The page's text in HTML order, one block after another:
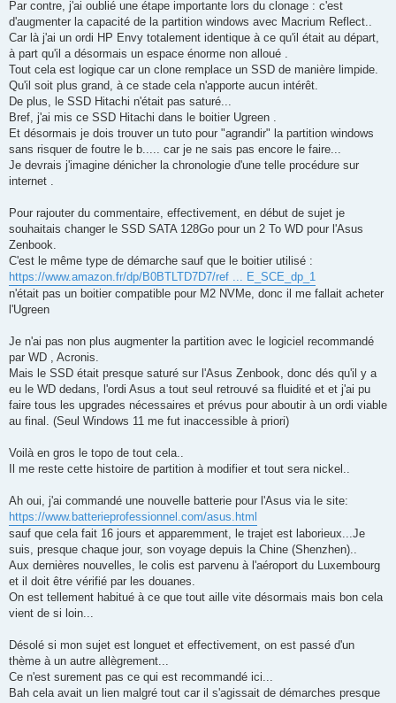
Par contre, j'ai oublié une étape importante lors du clonage : c'est
d'augmenter la capacité de la partition windows avec Macrium Reflect..
Car là j'ai un ordi HP Envy totalement identique à ce qu'il était au départ,
à part qu'il a désormais un espace énorme non alloué .
Tout cela est logique car un clone remplace un SSD de manière limpide.
Qu'il soit plus grand, à ce stade cela n'apporte aucun intérêt.
De plus, le SSD Hitachi n'était pas saturé...
Bref, j'ai mis ce SSD Hitachi dans le boitier Ugreen .
Et désormais je dois trouver un tuto pour "agrandir" la partition windows
sans risquer de foutre le b..... car je ne sais pas encore le faire...
Je devrais j'imagine dénicher la chronologie d'une telle procédure sur
internet .
Pour rajouter du commentaire, effectivement, en début de sujet je
souhaitais changer le SSD SATA 128Go pour un 2 To WD pour l'Asus
Zenbook.
C'est le même type de démarche sauf que le boitier utilisé :
https://www.amazon.fr/dp/B0BTLTD7D7/ref ... E_SCE_dp_1
n'était pas un boitier compatible pour M2 NVMe, donc il me fallait acheter
l'Ugreen
Je n'ai pas non plus augmenter la partition avec le logiciel recommandé
par WD , Acronis.
Mais le SSD était presque saturé sur l'Asus Zenbook, donc dés qu'il y a
eu le WD dedans, l'ordi Asus a tout seul retrouvé sa fluidité et et j'ai pu
faire tous les upgrades nécessaires et prévus pour aboutir à un ordi viable
au final. (Seul Windows 11 me fut inaccessible à priori)
Voilà en gros le topo de tout cela..
Il me reste cette histoire de partition à modifier et tout sera nickel..
Ah oui, j'ai commandé une nouvelle batterie pour l'Asus via le site:
https://www.batterieprofessionnel.com/asus.html
sauf que cela fait 16 jours et apparemment, le trajet est laborieux...Je
suis, presque chaque jour, son voyage depuis la Chine (Shenzhen)..
Aux dernières nouvelles, le colis est parvenu à l'aéroport du Luxembourg
et il doit être vérifié par les douanes.
On est tellement habitué à ce que tout aille vite désormais mais bon cela
vient de si loin...
Désolé si mon sujet est longuet et effectivement, on est passé d'un
thème à un autre allègrement...
Ce n'est surement pas ce qui est recommandé ici...
Bah cela avait un lien malgré tout car il s'agissait de démarches presque